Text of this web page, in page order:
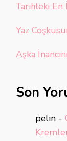
Tarihteki En
Yaz
Aşka
Son
pelin -